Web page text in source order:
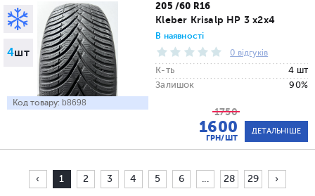
4шт
Код товару: b8698
205 /60 R16
Kleber Krisalp HP 3 x2x4
В наявності
0 відгуків
К-ть
4 шт
Залишок
90%
1750
1600
ГРН/ШТ
ДЕТАЛЬНІШЕ
‹ 1 2 3 4 5 6 ... 28 29 ›